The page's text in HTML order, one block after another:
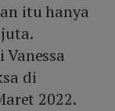
itu hanya
di
2022.